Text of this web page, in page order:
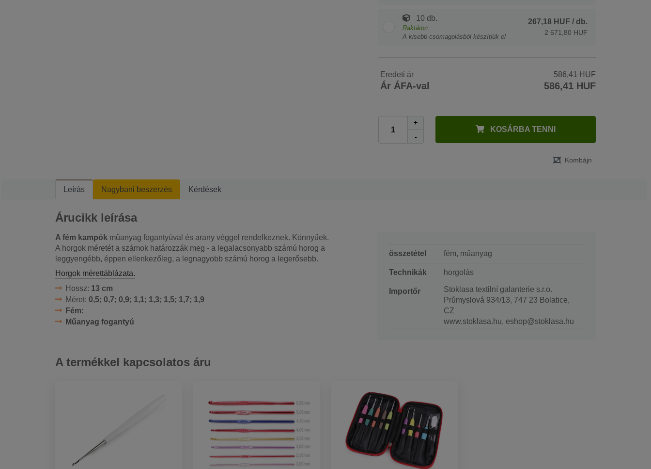
10 db.
Raktáron
A kisebb csomagolásból készítjük el
267,18 HUF / db.
2 671,80 HUF
Eredeti ár 586,41 HUF
Ár ÁFA-val 586,41 HUF
+
-
KOSÁRBA TENNI
Kombájn
Leírás Nagybani beszerzés Kérdések
Árucikk leírása
A fém kampók műanyag fogantyúval és arany véggel rendelkeznek. Könnyűek.
A horgok méretét a számok határozzák meg - a legalacsonyabb számú horog a
leggyengébb, éppen ellenkezőleg, a legnagyobb számú horog a legerősebb.
Horgok mérettáblázata.
Hossz: 13 cm
Méret: 0,5; 0,7; 0,9; 1,1; 1,3; 1,5; 1,7; 1,9
Fém:
Műanyag fogantyú
összetétel fém, műanyag
Technikák horgolás
Importőr
Stoklasa textilní galanterie s.r.o.
Průmyslová 934/13, 747 23 Bolatice,
CZ
www.stoklasa.hu, eshop@stoklasa.hu
A termékkel kapcsolatos áru